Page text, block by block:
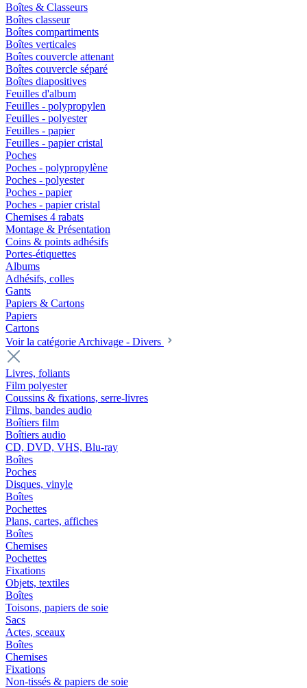
Boîtes & Classeurs
Boîtes classeur
Boîtes compartiments
Boîtes verticales
Boîtes couvercle attenant
Boîtes couvercle séparé
Boîtes diapositives
Feuilles d'album
Feuilles - polypropylen
Feuilles - polyester
Feuilles - papier
Feuilles - papier cristal
Poches
Poches - polypropylène
Poches - polyester
Poches - papier
Poches - papier cristal
Chemises 4 rabats
Montage & Présentation
Coins & points adhésifs
Portes-étiquettes
Albums
Adhésifs, colles
Gants
Papiers & Cartons
Papiers
Cartons
Voir la catégorie Archivage - Divers
Livres, foliants
Film polyester
Coussins & fixations, serre-livres
Films, bandes audio
Boîtiers film
Boîtiers audio
CD, DVD, VHS, Blu-ray
Boîtes
Poches
Disques, vinyle
Boîtes
Pochettes
Plans, cartes, affiches
Boîtes
Chemises
Pochettes
Fixations
Objets, textiles
Boîtes
Toisons, papiers de soie
Sacs
Actes, sceaux
Boîtes
Chemises
Fixations
Non-tissés & papiers de soie